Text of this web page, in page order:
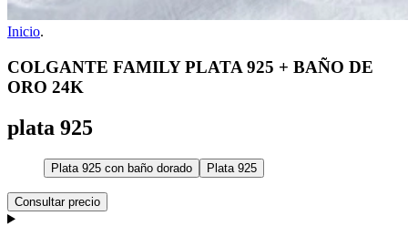
Inicio.
COLGANTE FAMILY PLATA 925 + BAÑO DE
ORO 24K
plata 925
Plata 925 con baño dorado Plata 925
Consultar precio